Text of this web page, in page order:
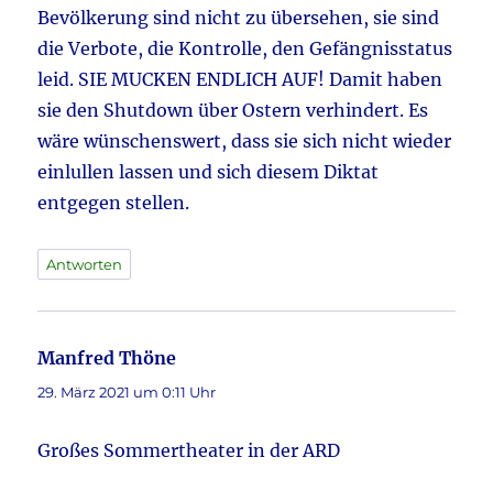
Bevölkerung sind nicht zu übersehen, sie sind
die Verbote, die Kontrolle, den Gefängnisstatus
leid. SIE MUCKEN ENDLICH AUF! Damit haben
sie den Shutdown über Ostern verhindert. Es
wäre wünschenswert, dass sie sich nicht wieder
einlullen lassen und sich diesem Diktat
entgegen stellen.
Antworten
Manfred Thöne
29. März 2021 um 0:11 Uhr
Großes Sommertheater in der ARD